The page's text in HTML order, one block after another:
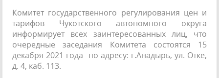
Комитет государственного регулирования цен и
тарифов Чукотского автономного округа
информирует всех заинтересованных лиц, что
очередные заседания Комитета состоятся 15
декабря 2021 года по адресу: г.Анадырь, ул. Отке,
д. 4, каб. 113.